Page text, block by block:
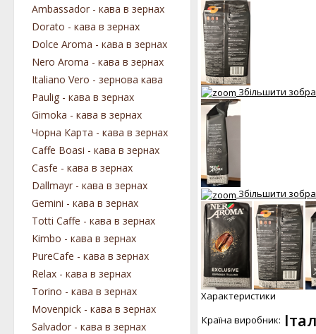
Збільшити
Збільшити
Характеристики
Країна виробник:
Ambassador - кава в зернах
Dorato - кава в зернах
Dolce Aroma - кава в зернах
Nero Aroma - кава в зернах
Italiano Vero - зернова кава
Paulig - кава в зернах
Gimoka - кава в зернах
Чорна Карта - кава в зернах
Caffe Boasi - кава в зернах
Casfe - кава в зернах
Dallmayr - кава в зернах
Gemini - кава в зернах
Totti Caffe - кава в зернах
Kimbo - кава в зернах
PureCafe - кава в зернах
Relax - кава в зернах
Torino - кава в зернах
Movenpick - кава в зернах
Salvador - кава в зернах